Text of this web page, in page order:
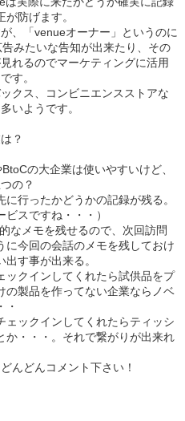
防げます。
、「venueオーナー」というのに
みたいな告知が出来たり、その
れるのでマーケティングに活用
す。
クス、コンビニエンスストアな
いようです。
？
の大企業は使いやすいけど、
の？
行ったかどうかの記録が残る。
ビスですね・・・）
なメモを残せるので、次回訪問
に今回の会話のメモを残しておけ
す事が出来る。
ックインしてくれたら試供品をプ
の製品を作ってない企業ならノベ
・
ェックインしてくれたらティッシ
か・・・。それで繋がりが出来れ
んどんコメント下さい！